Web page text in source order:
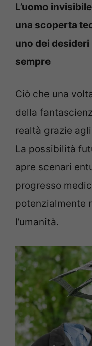
L’uomo
una scoperta
uno dei
sempre
Ciò che una
della
realtà grazie
La possibilità
apre scenari
progresso
potenzialmente
l’umanità.